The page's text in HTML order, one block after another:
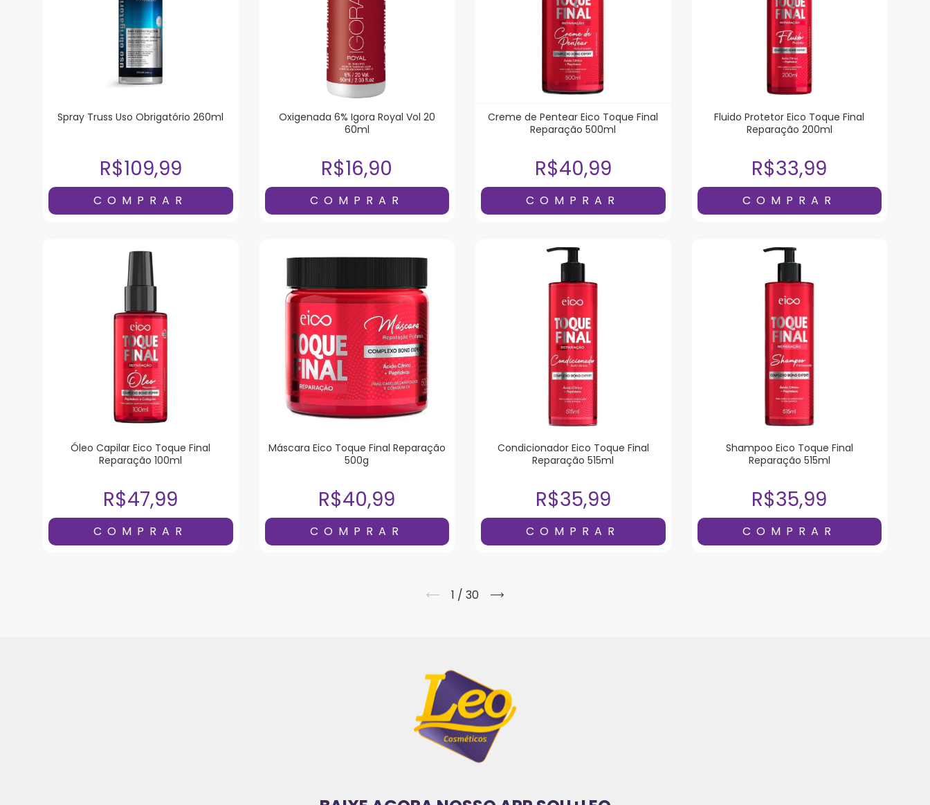
Spray Truss Uso Obrigatório 260ml
R$109,99
Oxigenada 6% Igora Royal Vol 20
60ml
R$16,90
Creme de Pentear Eico Toque Final
Reparação 500ml
R$40,99
Fluido Protetor Eico Toque Final
Reparação 200ml
R$33,99
Óleo Capilar Eico Toque Final
Reparação 100ml
R$47,99
Máscara Eico Toque Final Reparação
500g
R$40,99
Condicionador Eico Toque Final
Reparação 515ml
R$35,99
Shampoo Eico Toque Final
Reparação 515ml
R$35,99
1 / 30